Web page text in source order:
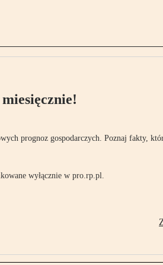
prognoz gospodarczych. Poznaj fakty,
wyłącznie w pro.rp.pl.